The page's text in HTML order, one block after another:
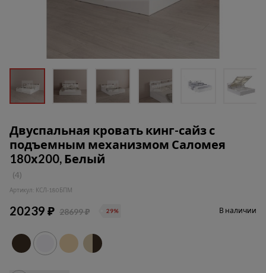
Двуспальная кровать кинг-сайз с
подъемным механизмом Саломея
180х200, Белый
(4)
Артикул: КСЛ-180БПМ
20239 ₽ 28699 ₽ 29% В наличии